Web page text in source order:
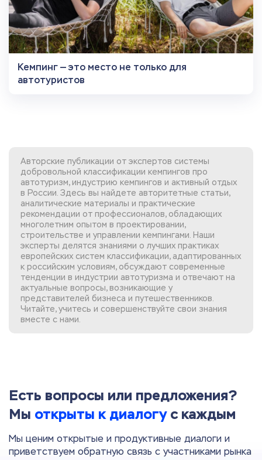
Кемпинг — это место не только для
автотуристов
Авторские публикации от экспертов системы
добровольной классификации кемпингов про
автотуризм, индустрию кемпингов и активный отдых
в России. Здесь вы найдете авторитетные статьи,
аналитические материалы и практические
рекомендации от профессионалов, обладающих
многолетним опытом в проектировании,
строительстве и управлении кемпингами. Наши
эксперты делятся знаниями о лучших практиках
европейских систем классификации, адаптированных
к российским условиям, обсуждают современные
тенденции в индустрии автотуризма и отвечают на
актуальные вопросы, возникающие у
представителей бизнеса и путешественников.
Читайте, учитесь и совершенствуйте свои знания
вместе с нами.
Есть вопросы или предложения?
Мы открыты к диалогус каждым
Мы ценим открытые и продуктивные диалоги и
приветствуем обратную связь с участниками рынка